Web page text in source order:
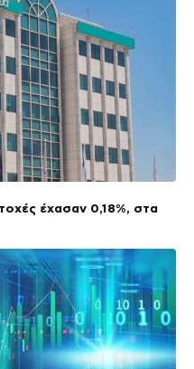
έχασαν 0,18%, στα